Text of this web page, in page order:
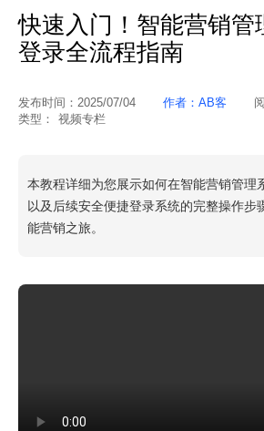
快速入门！智能营销管
登录全流程指南​
发布时间： 2025/07/04 作者： AB客
类型：
视频专栏
本教程详细为您展示如何在智能营销管理
以及后续安全便捷登录系统的完整操作步
能营销之旅。